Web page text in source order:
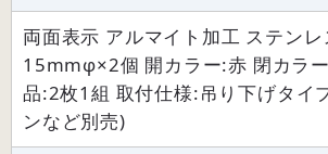
両面表示 アルマイト加工 ステン
15mmφ×2個 開カラー:赤 閉カラ
品:2枚1組 取付仕様:吊り下げタイ
ンなど別売)